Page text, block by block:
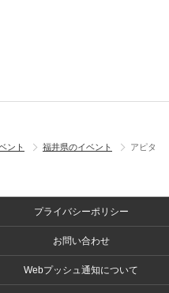
ント 福井県のイベント
アピタ
プライバシーポリシー
お問い合わせ
Webプッシュ通知について